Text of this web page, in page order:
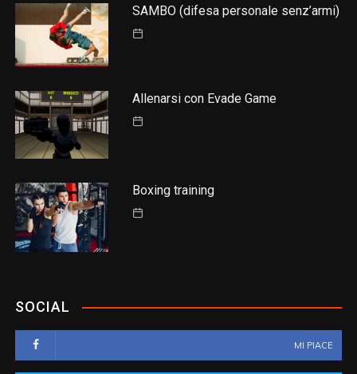
SAMBO (difesa personale senz’armi)
Allenarsi con Evade Game
Boxing training
SOCIAL
MI PIACE